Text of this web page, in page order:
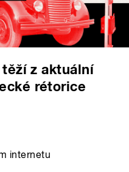
z aktuální
rétorice
internetu